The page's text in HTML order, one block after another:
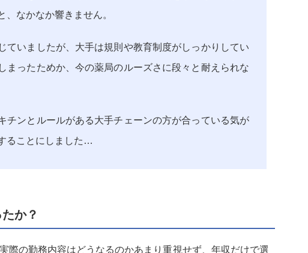
、なかなか響きません。
ていましたが、大手は規則や教育制度がしっかりしてい
まったためか、今の薬局のルーズさに段々と耐えられな
チンとルールがある大手チェーンの方が合っている気が
ることにしました…
か？
際の勤務内容はどうなるのかあまり重視せず、年収だけで選